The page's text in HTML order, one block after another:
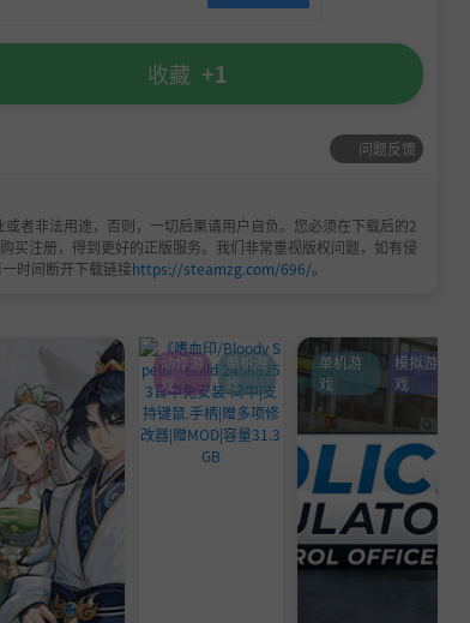
收藏 +1
问题反馈
者非法用途，否则，一切后果请用户自负。您必须在下载后的2
买注册，得到更好的正版服务。我们非常重视版权问题，如有侵
时间断开下载链接https://steamzg.com/696/。
动作游
戏
单机游
戏
单机游
戏
模拟游
戏